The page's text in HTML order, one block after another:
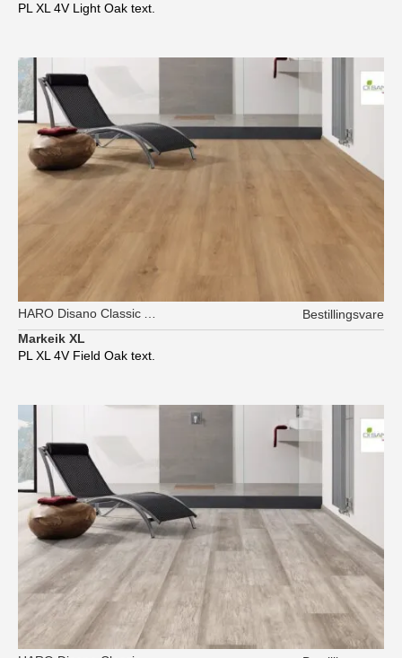
PL XL 4V Light Oak text.
HARO Disano Classic Aqua
Bestillingsvare
Markeik XL
PL XL 4V Field Oak text.